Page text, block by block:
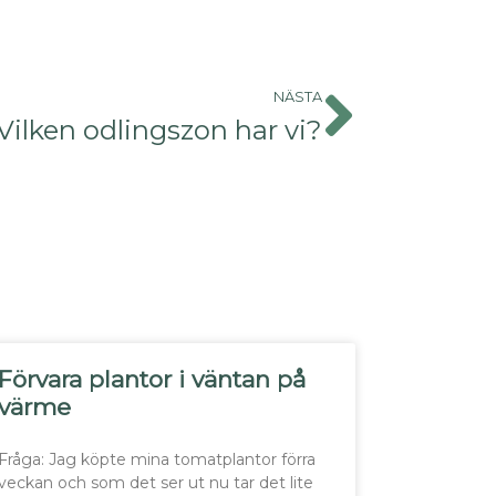
NÄSTA
odlingszon har vi?
plantor i väntan på
Jag köpte mina tomatplantor förra
och som det ser ut nu tar det lite